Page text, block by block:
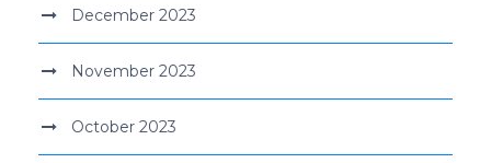
December 2023
November 2023
October 2023